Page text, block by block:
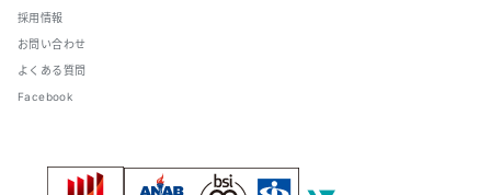
採用情報
お問い合わせ
よくある質問
Facebook